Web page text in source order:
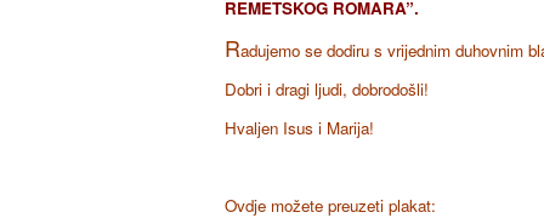
REMETSKOG ROMARA”.
Radujemo se dodiru s vrijednim duhovnim
Dobri i dragi ljudi, dobrodošli!
Hvaljen Isus i Marija!
Ovdje možete preuzeti plakat: